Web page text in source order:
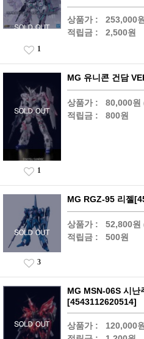
상품가 : 253,000
적립금 : 2,500원
1
MG 유니콘 건담
상품가 : 80,000원
적립금 : 800원
1
MG RGZ-95 리젤
상품가 : 52,800원
적립금 : 500원
3
MG MSN-06S 시난
[4543112620514]
상품가 : 120,000원